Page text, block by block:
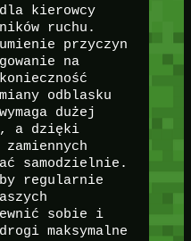
kierowcy
ruchu.
przyczyn
na
odblasku
dużej
a dzięki
samodzielnie.
regularnie
sobie i
maksymalne